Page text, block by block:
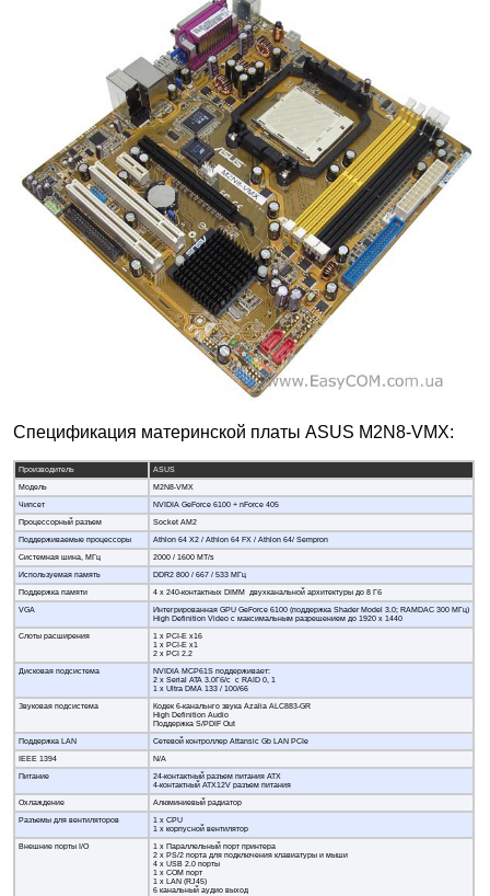
Спецификация материнской платы ASUS M2N8-VMX:
Производитель
ASUS
Модель
M2N8-VMX
Чипсет
NVIDIA GeForce 6100 + nForce 405
Процессорный разъем
Socket AM2
Поддерживаемые процессоры
Athlon 64 X2 / Athlon 64 FX / Athlon 64/ Sempron
Системная шина, МГц
2000 / 1600 MT/s
Используемая память
DDR2 800 / 667 / 533 МГц
Поддержка памяти
4 x 240-контактных DIMM двухканальной архитектуры до 8 Гб
VGA
Интегрированная GPU GeForce 6100 (поддержка Shader Model 3.0; RAMDAC 300 МГц)
High Definition Video с максимальным разрешением до 1920 x 1440
Слоты расширения
1 x PCI-E x16
1 x PCI-E x1
2 x PCI 2.2
Дисковая подсистема
NVIDIA MCP61S поддерживает:
2 x Serial ATA 3.0Гб/с с RAID 0, 1
1 x Ultra DMA 133 / 100/66
Звуковая подсистема
Кодек 6-канальнго звука Azalia ALC883-GR
High Definition Audio
Поддержка S/PDIF Out
Поддержка LAN
Сетевой контроллер Attansic Gb LAN PCIe
IEEE 1394
N/A
Питание
24-контактный разъем питания ATX
4-контактный ATX12V разъем питания
Охлаждение
Алюминиевый радиатор
Разъемы для вентиляторов
1 x CPU
1 x корпусной вентилятор
Внешние порты I/O
1 x Параллельный порт принтера
2 x PS/2 порта для подключения клавиатуры и мыши
4 x USB 2.0 порты
1 х COM порт
1 x LAN (RJ45)
6 канальный аудио выход